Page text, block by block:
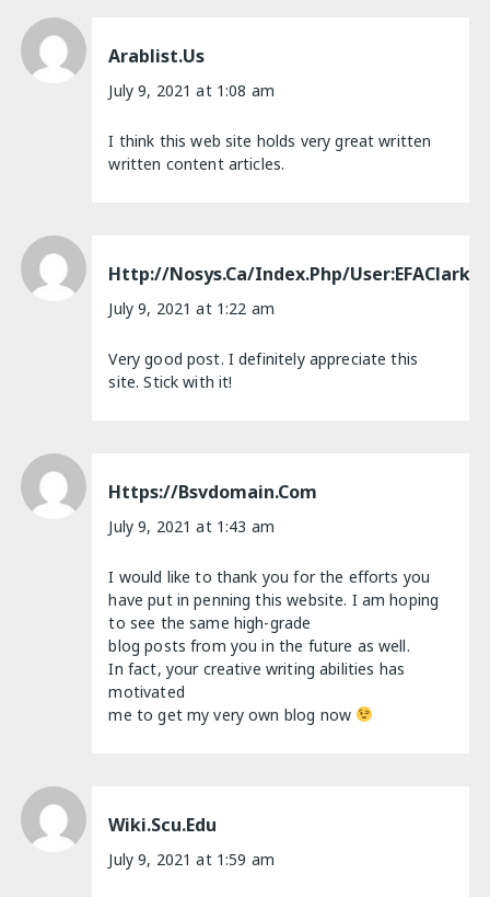
Arablist.us
July 9, 2021 at 1:08 am
I think this web site holds very great written
written content articles.
Http://nosys.ca/index.php/
July 9, 2021 at 1:22 am
Very good post. I definitely appreciate this
site. Stick with it!
Https://bsvdomain.com
July 9, 2021 at 1:43 am
I would like to thank you for the efforts you
have put in penning this website. I am hoping
to see the same high-grade
blog posts from you in the future as well.
In fact, your creative writing abilities has
motivated
me to get my very own blog now
Wiki.scu.edu
July 9, 2021 at 1:59 am